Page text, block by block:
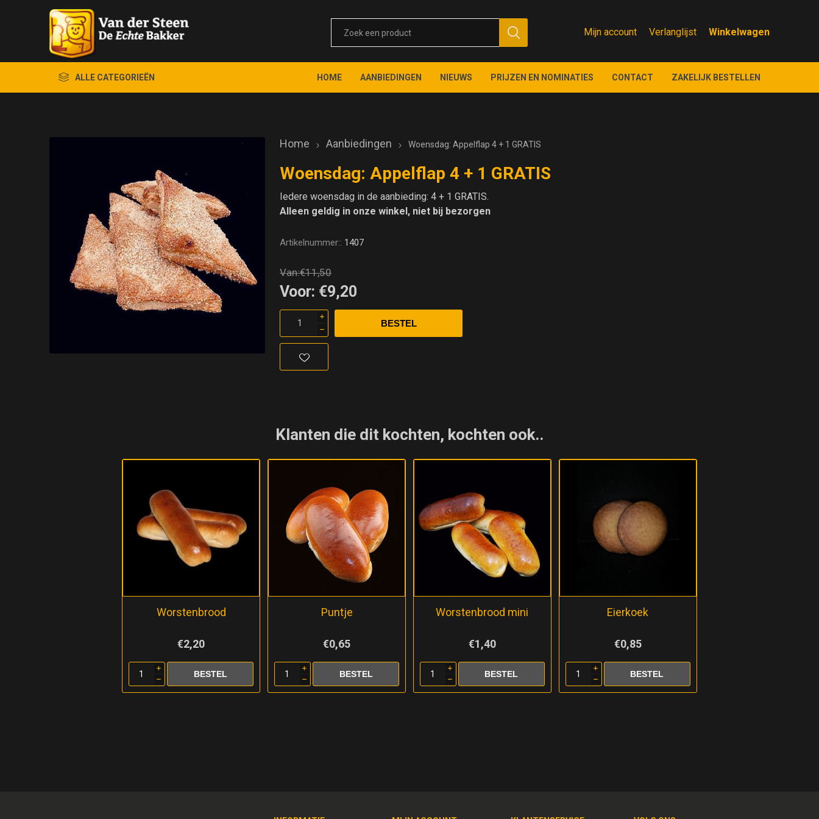
Mijn account Verlanglijst
ALLE CATEGORIEËN HOME AANBIEDINGEN NIEUWS PRIJZEN EN NOMINATIES CONTACT ZAKELIJK BESTELLEN
Home Aanbiedingen Woensdag: Appelflap 4 + 1 GRATIS
Woensdag: Appelflap 4 + 1 GRATIS
Iedere woensdag in de aanbieding: 4 + 1 GRATIS.
Alleen geldig in onze winkel, niet bij bezorgen
Artikelnummer:: 1407
Van:€11,50
Voor: €9,20
i
h
Klanten die dit kochten, kochten ook..
Worstenbrood
€2,20
i
h
Puntje
€0,65
i
h
Worstenbrood mini
€1,40
i
h
Eierkoek
€0,85
i
h